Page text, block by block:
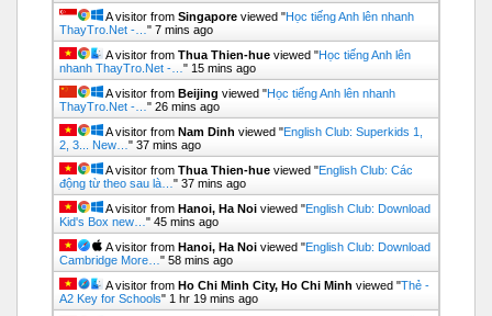
A visitor from Singapore viewed "Học tiếng Anh lên nhanh
ThayTro.Net -… " 7 mins ago
A visitor from Thua Thien-hue viewed "Học tiếng Anh lên
nhanh ThayTro.Net -… " 15 mins ago
A visitor from Beijing viewed "Học tiếng Anh lên nhanh
ThayTro.Net -… " 26 mins ago
A visitor from Nam Dinh viewed "English Club: Superkids 1,
2, 3... New… " 37 mins ago
A visitor from Thua Thien-hue viewed "English Club: Các
động từ theo sau là… " 37 mins ago
A visitor from Hanoi, Ha Noi viewed "English Club: Download
Kid's Box new… " 45 mins ago
A visitor from Hanoi, Ha Noi viewed "English Club: Download
Cambridge More… " 58 mins ago
A visitor from Ho Chi Minh City, Ho Chi Minh viewed "Thẻ -
А2 Key for Schools" 1 hr 19 mins ago